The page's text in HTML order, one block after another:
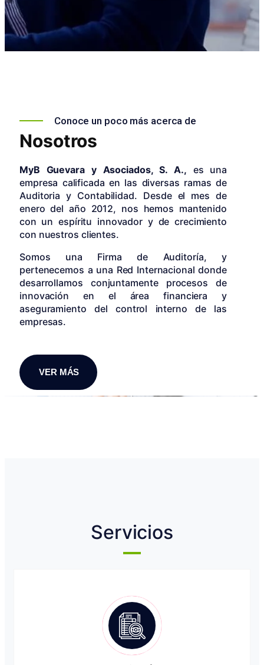
Conoce un poco más acerca de
Nosotros
MyB Guevara y Asociados, S. A., es una
empresa calificada en las diversas ramas de
Auditoria y Contabilidad. Desde el mes de
enero del año 2012, nos hemos mantenido
con un espíritu innovador y de crecimiento
con nuestros clientes.
Somos una Firma de Auditoría, y
pertenecemos a una Red Internacional donde
desarrollamos conjuntamente procesos de
innovación en el área financiera y
aseguramiento del control interno de las
empresas.
VER MÁS
Servicios